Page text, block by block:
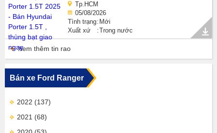
Tp.HCM
05/08/2026
Tình trạng Mới
Xuất xứ
Trong nước
Xem thêm tin rao
Bán xe Ford Ranger
2022 (137)
2021 (68)